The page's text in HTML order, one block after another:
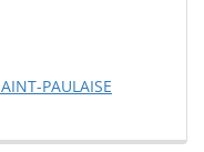
PAULAISE